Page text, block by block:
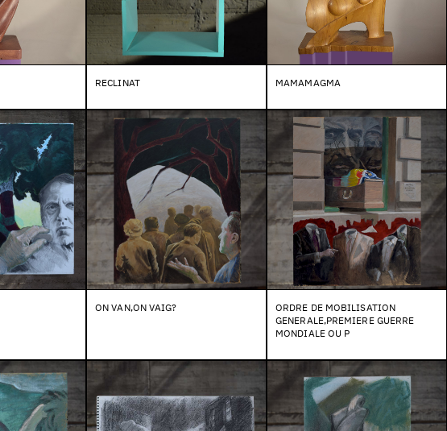
RECLINAT MAMAMAGMA
ON VAN,ON VAIG?
ORDRE DE MOBILISATION
GENERALE,PREMIERE GUERRE
MONDIALE OU P